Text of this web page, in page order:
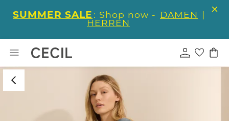
SUMMER SALE : Shop now - DAMEN |
HERREN